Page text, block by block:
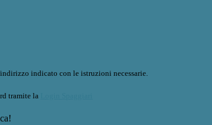
indicato con le istruzioni necessarie.
tramite la